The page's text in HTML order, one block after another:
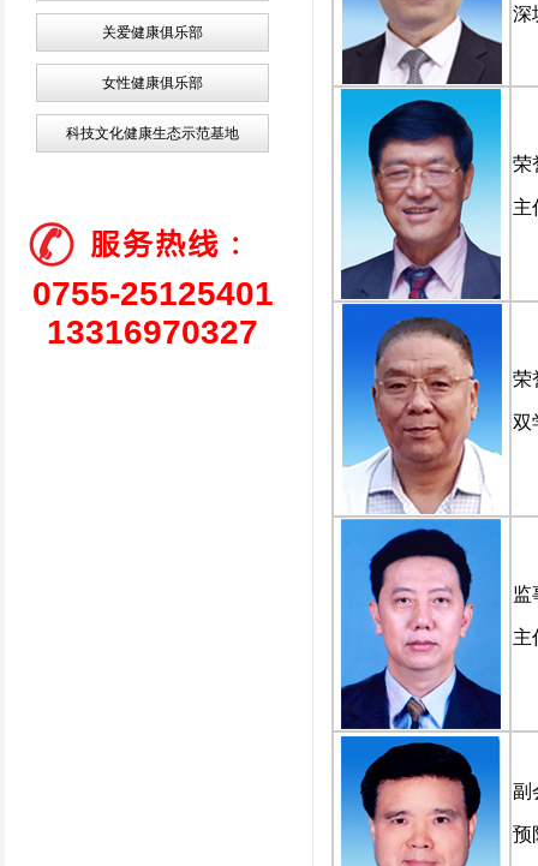
关爱健康俱乐部
女性健康俱乐部
科技文化健康生态示范基地
0755-25125401
13316970327
深
荣
主
荣
双
监
主
副
预